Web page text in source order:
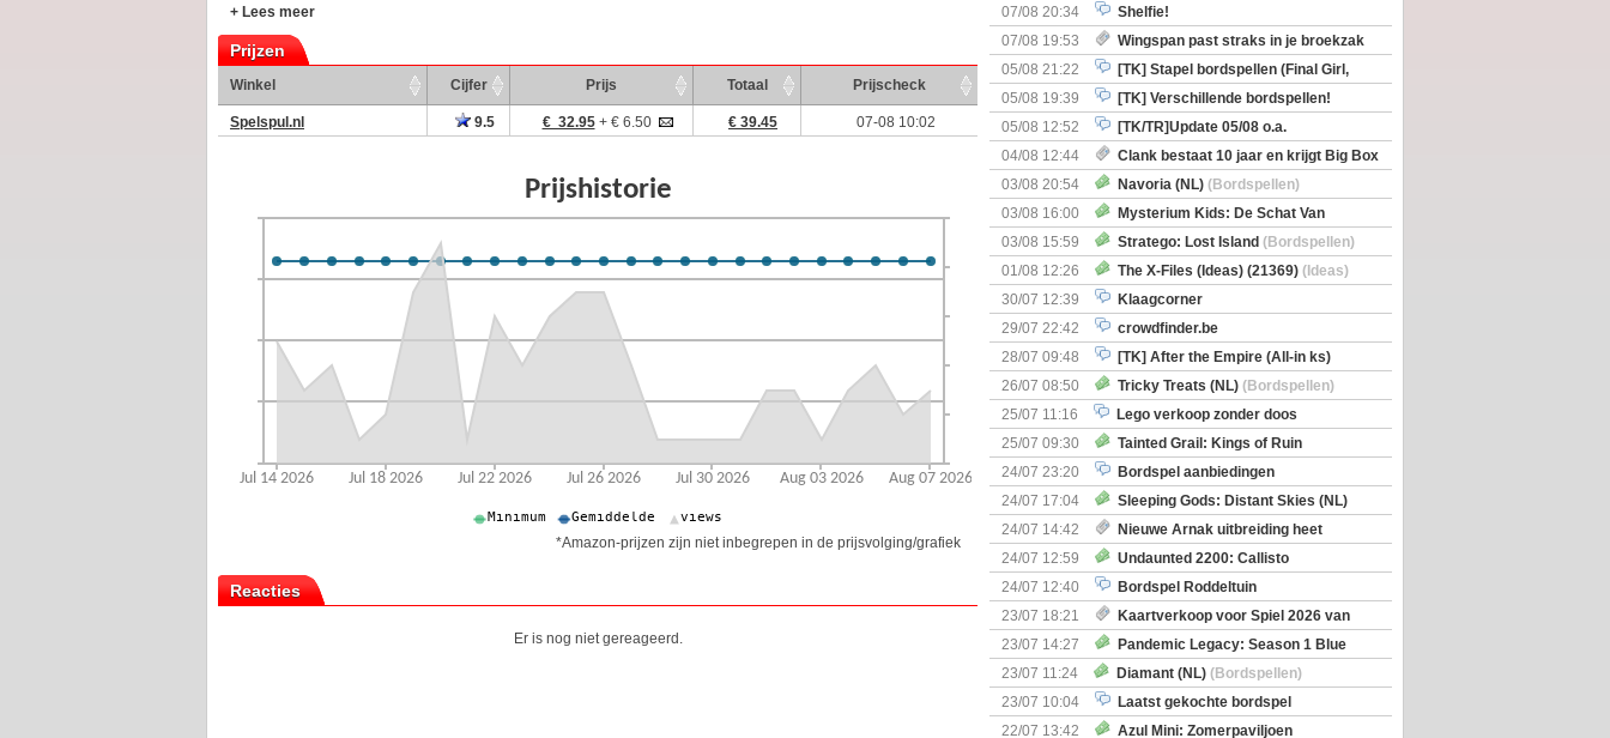
+ Lees meer
Prijzen
Winkel Cijfer Prijs Totaal Prijscheck
Spelspul.nl 9.5 € 32.95+ € 6.50 € 39.45 07-08 10:02
*Amazon-prijzen zijn niet inbegrepen in de prijsvolging/grafiek
Reacties
Er is nog niet gereageerd.
07/08 20:34
Shelfie!
07/08 19:53
Wingspan past straks in je broekzak
05/08 21:22
[TK] Stapel bordspellen (Final Girl,
Nemesis Retaliation, Zombicide Invader)
05/08 19:39
[TK] Verschillende bordspellen!
05/08 12:52
[TK/TR]Update 05/08 o.a.
Prijsverlagingen, Imperium Horizons, 20 Strong
04/08 12:44
Clank bestaat 10 jaar en krijgt Big Box
+ nieuwe uitbreiding
03/08 20:54 Navoria (NL) (Bordspellen)
03/08 16:00
Mysterium Kids: De Schat Van
Kapitein Boe
(Bordspellen)
03/08 15:59 Stratego: Lost Island (Bordspellen)
01/08 12:26
The X-Files (Ideas) (21369) (Ideas)
30/07 12:39
Klaagcorner
29/07 22:42
crowdfinder.be
28/07 09:48
[TK] After the Empire (All-in ks)
26/07 08:50
Tricky Treats (NL) (Bordspellen)
25/07 11:16
Lego verkoop zonder doos
25/07 09:30
Tainted Grail: Kings of Ruin
Uitbreiding: Wyrd Encounters(Bordspellen)
24/07 23:20
Bordspel aanbiedingen
24/07 17:04
Sleeping Gods: Distant Skies (NL)
(Bordspellen)
24/07 14:42
Nieuwe Arnak uitbreiding heet
Surprise Shipments
24/07 12:59
Undaunted 2200: Callisto
(Bordspellen)
24/07 12:40
Bordspel Roddeltuin
23/07 18:21
Kaartverkoop voor Spiel 2026 van
start
23/07 14:27
Pandemic Legacy: Season 1 Blue
(Bordspellen)
23/07 11:24 Diamant (NL) (Bordspellen)
23/07 10:04
Laatst gekochte bordspel
22/07 13:42
Azul Mini: Zomerpaviljoen